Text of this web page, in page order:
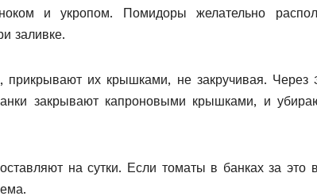
и укропом. Помидоры желательно
заливке.
прикрывают их крышками, не закручивая. Через
закрывают капроновыми крышками, и
на сутки. Если томаты в банках за это